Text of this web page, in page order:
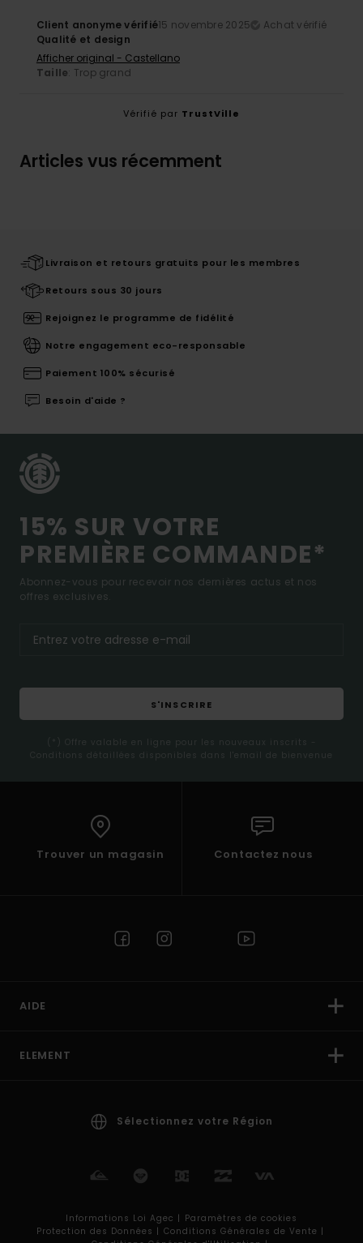
Client anonyme vérifié15 novembre 2025
Achat vérifié
Qualité et design
Afficher original - Castellano
Taille: Trop grand
Vérifié par TrustVille
Articles vus récemment
Livraison et retours gratuits pour les membres
Retours sous 30 jours
Rejoignez le programme de fidélité
Notre engagement eco-responsable
Paiement 100% sécurisé
Besoin d'aide ?
15% SUR VOTRE
PREMIÈRE COMMANDE*
Abonnez-vous pour recevoir nos dernières actus et nos
offres exclusives.
S'INSCRIRE
(*) Offre valable en ligne pour les nouveaux inscrits -
Conditions détaillées disponibles dans l'email de bienvenue
Trouver un magasin Contactez nous
AIDE
ELEMENT
Sélectionnez votre Région
Informations Loi Agec | Paramètres de cookies
Protection des Données | Conditions Générales de Vente |